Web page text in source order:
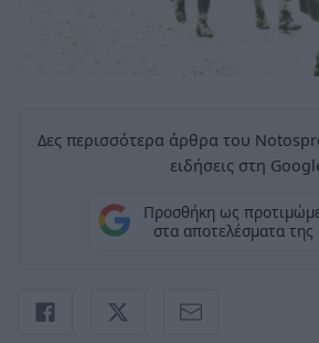
Δες περισσότερα άρθρα του
ειδήσεις στη
Προσθήκη ως
στα αποτελέσματα της